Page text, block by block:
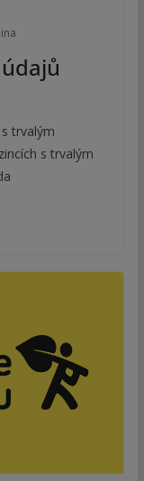
trvalým
s trvalým